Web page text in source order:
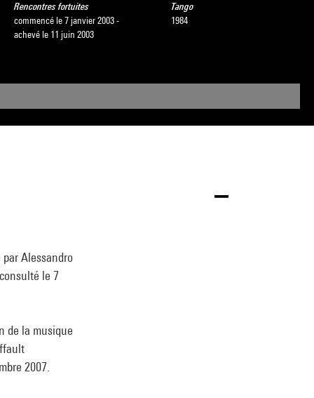
Rencontres fortuites
commencé le 7 janvier 2003 -
achevé le 11 juin 2003
Tango
1984
par Alessandro
le 7
de la musique
2007.